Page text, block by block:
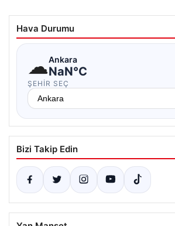
Hava Durumu
☁Ankara
NaN°C
ŞEHIR SEÇ
Bizi Takip Edin